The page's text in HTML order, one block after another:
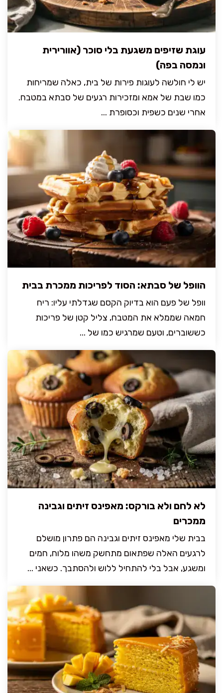
עוגת שזיפים משגעת בלי סוכר (אוורירית
ונמסה בפה)
יש לי חולשה לעוגות פירות של בית, כאלה שמריחות
כמו שבת של אמא ומזכירות רגעים של סבתא במטבח.
אחרי שנים כשפית וכסופרת ...
הוופל של סבתא: הסוד לפריכות ממכרת בבית
וופל של פעם הוא בדיוק הקסם שגדלתי עליו: ריח
חמאה שממלא את המטבח, צליל קטן של פריכות
כששוברים, וטעם שמרגיש כמו של ...
לא לחם ולא בורקס: מאפינס זיתים וגבינה
ממכרים
בבית שלי מאפינס זיתים וגבינה הם פתרון מושלם
לרגעים האלה שפתאום מתחשק משהו מלוח, חמים
ומשגע, אבל בלי להתחיל ללוש ולהסתבך. כשאני ...